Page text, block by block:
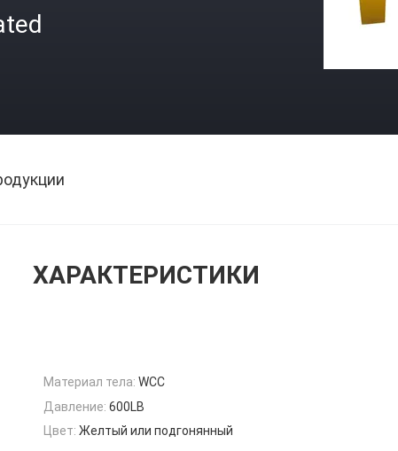
ХАРАКТЕРИСТИКИ
Материал тела: WCC
Давление: 600LB
Цвет: Желтый или подгонянный